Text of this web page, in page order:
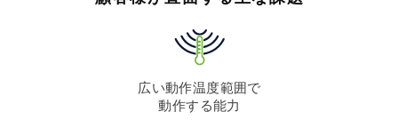
広い動作温度範囲で
動作する能力